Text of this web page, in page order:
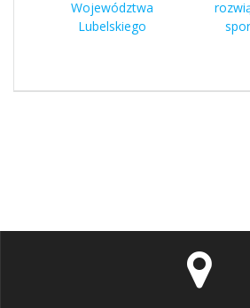
Województwa
Lubelskiego